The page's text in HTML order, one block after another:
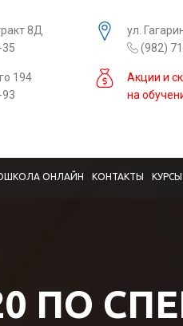
8Д
ул.
(982)
194
Акции и
на
ОНЛАЙН КОНТАКТЫ
ПО